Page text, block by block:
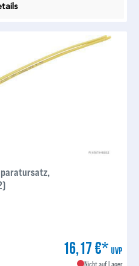
16,17 €* UVP
Nicht auf Lager